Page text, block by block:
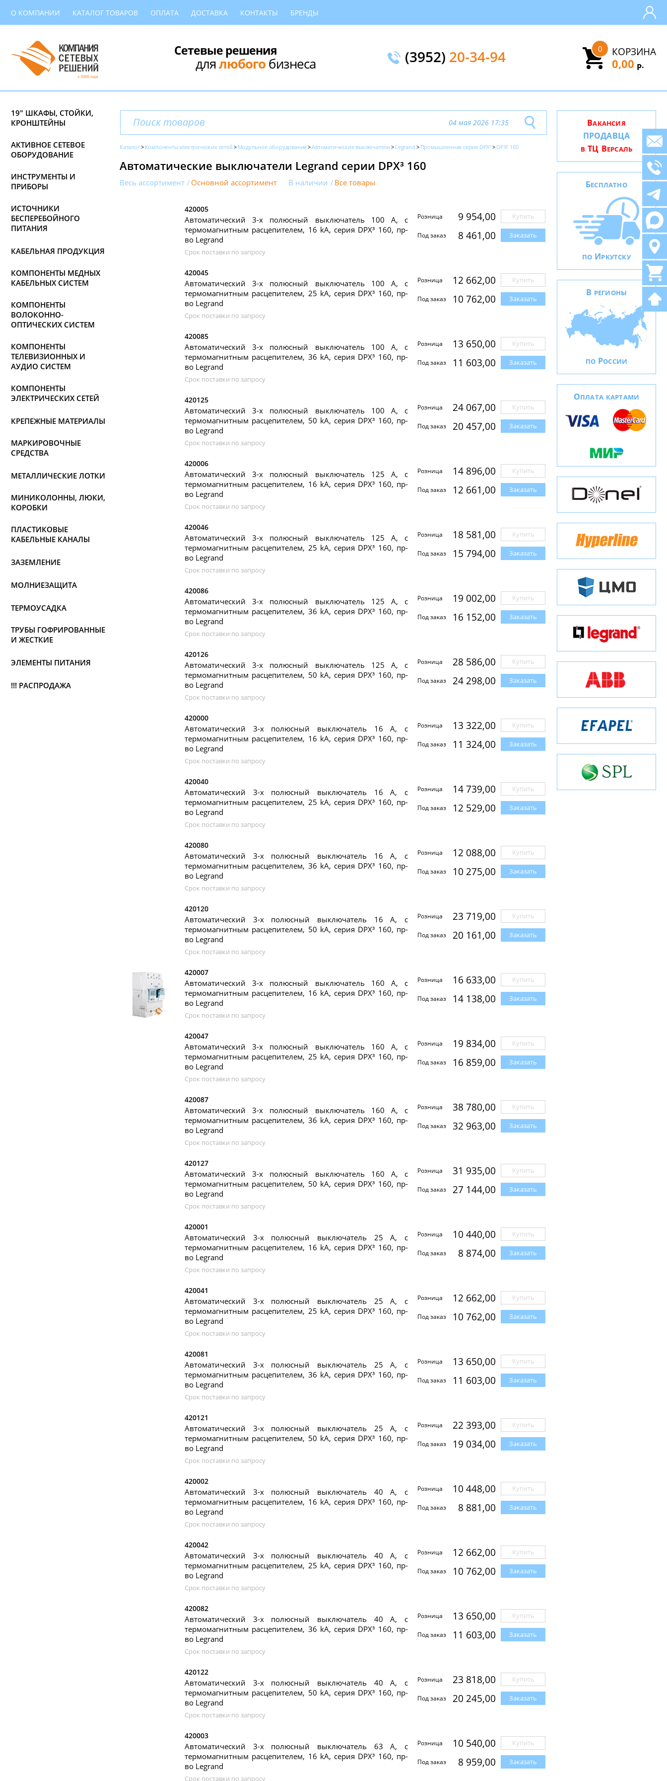
О КОМПАНИИ КАТАЛОГ ТОВАРОВ ОПЛАТА ДОСТАВКА КОНТАКТЫ БРЕНДЫ
Сетевые решения
длялюбогобизнеса (3952) 20-34-94 КОРЗИНА
0
0,00 Р.
19" ШКАФЫ, СТОЙКИ,
КРОНШТЕЙНЫ
АКТИВНОЕ СЕТЕВОЕ
ОБОРУДОВАНИЕ
ИНСТРУМЕНТЫ И
ПРИБОРЫ
ИСТОЧНИКИ
БЕСПЕРЕБОЙНОГО
ПИТАНИЯ
КАБЕЛЬНАЯ ПРОДУКЦИЯ
КОМПОНЕНТЫ МЕДНЫХ
КАБЕЛЬНЫХ СИСТЕМ
КОМПОНЕНТЫ
ВОЛОКОННО-
ОПТИЧЕСКИХ СИСТЕМ
КОМПОНЕНТЫ
ТЕЛЕВИЗИОННЫХ И
АУДИО СИСТЕМ
КОМПОНЕНТЫ
ЭЛЕКТРИЧЕСКИХ СЕТЕЙ
КРЕПЕЖНЫЕ МАТЕРИАЛЫ
МАРКИРОВОЧНЫЕ
СРЕДСТВА
МЕТАЛЛИЧЕСКИЕ ЛОТКИ
МИНИКОЛОННЫ, ЛЮКИ,
КОРОБКИ
ПЛАСТИКОВЫЕ
КАБЕЛЬНЫЕ КАНАЛЫ
ЗАЗЕМЛЕНИЕ
МОЛНИЕЗАЩИТА
ТЕРМОУСАДКА
ТРУБЫ ГОФРИРОВАННЫЕ
И ЖЕСТКИЕ
ЭЛЕМЕНТЫ ПИТАНИЯ
!!! РАСПРОДАЖА
04 мая 2026 17:35
Каталог Компоненты электрических сетей Модульное оборудование Автоматические выключатели Legrand Промышленная серия DPX³ DPX³ 160
Автоматические выключатели Legrand серии DPX³ 160
Весь ассортимент Основной ассортимент В наличии Все товары
420005
Автоматический 3-х полюсный выключатель 100 А, с
термомагнитным расцепителем, 16 kA, серия DPX³ 160, пр-
во Legrand
Срок поставки по запросу
Розница 9 954,00 Купить
Под заказ 8 461,00 Заказать
420045
Автоматический 3-х полюсный выключатель 100 А, с
термомагнитным расцепителем, 25 kA, серия DPX³ 160, пр-
во Legrand
Срок поставки по запросу
Розница 12 662,00 Купить
Под заказ 10 762,00 Заказать
420085
Автоматический 3-х полюсный выключатель 100 А, с
термомагнитным расцепителем, 36 kA, серия DPX³ 160, пр-
во Legrand
Срок поставки по запросу
Розница 13 650,00 Купить
Под заказ 11 603,00 Заказать
420125
Автоматический 3-х полюсный выключатель 100 А, с
термомагнитным расцепителем, 50 kA, серия DPX³ 160, пр-
во Legrand
Срок поставки по запросу
Розница 24 067,00 Купить
Под заказ 20 457,00 Заказать
420006
Автоматический 3-х полюсный выключатель 125 А, с
термомагнитным расцепителем, 16 kA, серия DPX³ 160, пр-
во Legrand
Срок поставки по запросу
Розница 14 896,00 Купить
Под заказ 12 661,00 Заказать
420046
Автоматический 3-х полюсный выключатель 125 А, с
термомагнитным расцепителем, 25 kA, серия DPX³ 160, пр-
во Legrand
Срок поставки по запросу
Розница 18 581,00 Купить
Под заказ 15 794,00 Заказать
420086
Автоматический 3-х полюсный выключатель 125 А, с
термомагнитным расцепителем, 36 kA, серия DPX³ 160, пр-
во Legrand
Срок поставки по запросу
Розница 19 002,00 Купить
Под заказ 16 152,00 Заказать
420126
Автоматический 3-х полюсный выключатель 125 А, с
термомагнитным расцепителем, 50 kA, серия DPX³ 160, пр-
во Legrand
Срок поставки по запросу
Розница 28 586,00 Купить
Под заказ 24 298,00 Заказать
420000
Автоматический 3-х полюсный выключатель 16 А, с
термомагнитным расцепителем, 16 kA, серия DPX³ 160, пр-
во Legrand
Срок поставки по запросу
Розница 13 322,00 Купить
Под заказ 11 324,00 Заказать
420040
Автоматический 3-х полюсный выключатель 16 А, с
термомагнитным расцепителем, 25 kA, серия DPX³ 160, пр-
во Legrand
Срок поставки по запросу
Розница 14 739,00 Купить
Под заказ 12 529,00 Заказать
420080
Автоматический 3-х полюсный выключатель 16 А, с
термомагнитным расцепителем, 36 kA, серия DPX³ 160, пр-
во Legrand
Срок поставки по запросу
Розница 12 088,00 Купить
Под заказ 10 275,00 Заказать
420120
Автоматический 3-х полюсный выключатель 16 А, с
термомагнитным расцепителем, 50 kA, серия DPX³ 160, пр-
во Legrand
Срок поставки по запросу
Розница 23 719,00 Купить
Под заказ 20 161,00 Заказать
420007
Автоматический 3-х полюсный выключатель 160 А, с
термомагнитным расцепителем, 16 kA, серия DPX³ 160, пр-
во Legrand
Срок поставки по запросу
Розница 16 633,00 Купить
Под заказ 14 138,00 Заказать
420047
Автоматический 3-х полюсный выключатель 160 А, с
термомагнитным расцепителем, 25 kA, серия DPX³ 160, пр-
во Legrand
Срок поставки по запросу
Розница 19 834,00 Купить
Под заказ 16 859,00 Заказать
420087
Автоматический 3-х полюсный выключатель 160 А, с
термомагнитным расцепителем, 36 kA, серия DPX³ 160, пр-
во Legrand
Срок поставки по запросу
Розница 38 780,00 Купить
Под заказ 32 963,00 Заказать
420127
Автоматический 3-х полюсный выключатель 160 А, с
термомагнитным расцепителем, 50 kA, серия DPX³ 160, пр-
во Legrand
Срок поставки по запросу
Розница 31 935,00 Купить
Под заказ 27 144,00 Заказать
420001
Автоматический 3-х полюсный выключатель 25 А, с
термомагнитным расцепителем, 16 kA, серия DPX³ 160, пр-
во Legrand
Срок поставки по запросу
Розница 10 440,00 Купить
Под заказ 8 874,00 Заказать
420041
Автоматический 3-х полюсный выключатель 25 А, с
термомагнитным расцепителем, 25 kA, серия DPX³ 160, пр-
во Legrand
Срок поставки по запросу
Розница 12 662,00 Купить
Под заказ 10 762,00 Заказать
420081
Автоматический 3-х полюсный выключатель 25 А, с
термомагнитным расцепителем, 36 kA, серия DPX³ 160, пр-
во Legrand
Срок поставки по запросу
Розница 13 650,00 Купить
Под заказ 11 603,00 Заказать
420121
Автоматический 3-х полюсный выключатель 25 А, с
термомагнитным расцепителем, 50 kA, серия DPX³ 160, пр-
во Legrand
Срок поставки по запросу
Розница 22 393,00 Купить
Под заказ 19 034,00 Заказать
420002
Автоматический 3-х полюсный выключатель 40 А, с
термомагнитным расцепителем, 16 kA, серия DPX³ 160, пр-
во Legrand
Срок поставки по запросу
Розница 10 448,00 Купить
Под заказ 8 881,00 Заказать
420042
Автоматический 3-х полюсный выключатель 40 А, с
термомагнитным расцепителем, 25 kA, серия DPX³ 160, пр-
во Legrand
Срок поставки по запросу
Розница 12 662,00 Купить
Под заказ 10 762,00 Заказать
420082
Автоматический 3-х полюсный выключатель 40 А, с
термомагнитным расцепителем, 36 kA, серия DPX³ 160, пр-
во Legrand
Срок поставки по запросу
Розница 13 650,00 Купить
Под заказ 11 603,00 Заказать
420122
Автоматический 3-х полюсный выключатель 40 А, с
термомагнитным расцепителем, 50 kA, серия DPX³ 160, пр-
во Legrand
Срок поставки по запросу
Розница 23 818,00 Купить
Под заказ 20 245,00 Заказать
420003
Автоматический 3-х полюсный выключатель 63 А, с
термомагнитным расцепителем, 16 kA, серия DPX³ 160, пр-
во Legrand
Срок поставки по запросу
Розница 10 540,00 Купить
Под заказ 8 959,00 Заказать
ВАКАНСИЯ
ПРОДАВЦА
В ТЦ ВЕРСАЛЬ
БЕСПЛАТНО
ПО ИРКУТСКУ
В РЕГИОНЫ
ПО РОССИИ
ОПЛАТА КАРТАМИ